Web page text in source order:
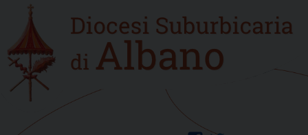
content
Home
new